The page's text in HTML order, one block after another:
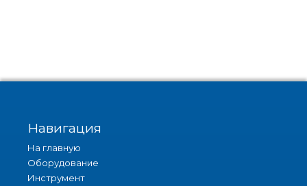
Навигация
На главную
Оборудование
Инструмент